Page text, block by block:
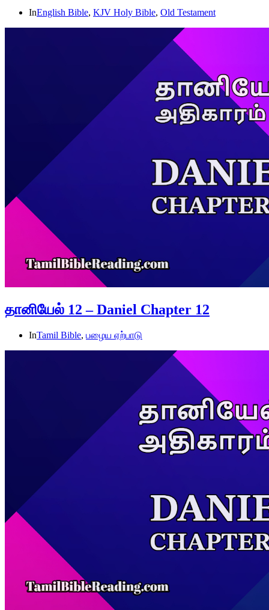
InEnglish Bible, KJV Holy Bible, Old Testament
தானியேல் 12 – Daniel Chapter 12
InTamil Bible, பழைய ஏற்பாடு